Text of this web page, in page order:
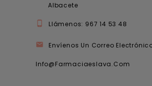
Albacete
 Llámenos: 967 14 53 48
 Envíenos Un Correo
Info@farmaciaeslava.com